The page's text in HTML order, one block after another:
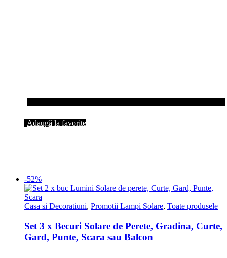
Adaugă la favorite
-52%
Casa si Decoratiuni, Promotii Lampi Solare, Toate produsele
Set 3 x Becuri Solare de Perete, Gradina, Curte,
Gard, Punte, Scara sau Balcon